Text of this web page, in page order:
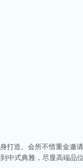
、独特的文化和而闻名。如
所，给你带来无与伦比的唱歌
ktv排名
，不仅在商业、旅游等方
高端KTV以其绝佳的环境、
ktv推荐
是最受欢迎的娱乐场所之一
让你尽兴的关键。那么，昆
务KTV会所
务ktv排行榜
璀璨的科技产业而闻名，
打造。会所不惜重金邀
中式典雅，尽显高端